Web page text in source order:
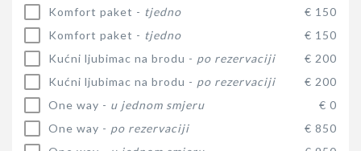
Komfort paket - tjedno
€ 150
Komfort paket - tjedno
€ 150
Kućni ljubimac na brodu - po rezervaciji
€ 200
Kućni ljubimac na brodu - po rezervaciji
€ 200
One way - u jednom smjeru
€ 0
One way - po rezervaciji
€ 850